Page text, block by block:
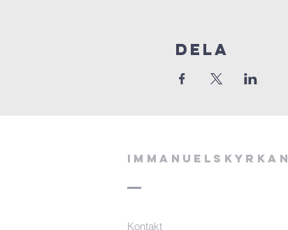
Dela
Immanuelskyrkan
Kontakt